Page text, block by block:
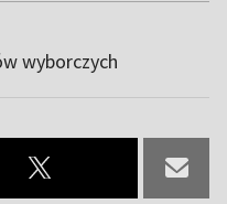
wyborczych